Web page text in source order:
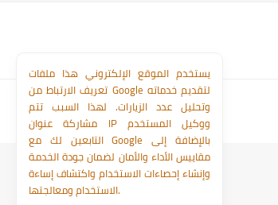
يستخدم الموقع الإلكتروني هذا ملفات
تعريف الارتباط من Google لتقديم خدماته
وتحليل عدد الزيارات. لهذا السبب تتم
مشاركة عنوان IP ووكيل المستخدم
التابعين لك مع Google بالإضافة إلى
مقاييس الأداء والأمان لضمان جودة الخدمة
وإنشاء إحصاءات الاستخدام واكتشاف إساءة
الاستخدام ومعالجتها.